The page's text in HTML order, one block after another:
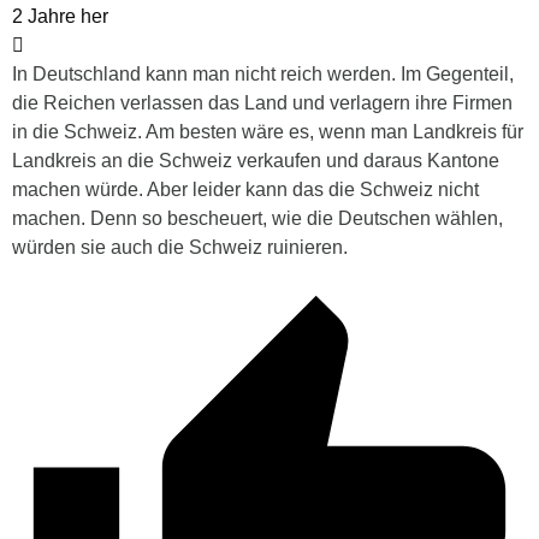
2 Jahre her
In Deutschland kann man nicht reich werden. Im Gegenteil,
die Reichen verlassen das Land und verlagern ihre Firmen
in die Schweiz. Am besten wäre es, wenn man Landkreis für
Landkreis an die Schweiz verkaufen und daraus Kantone
machen würde. Aber leider kann das die Schweiz nicht
machen. Denn so bescheuert, wie die Deutschen wählen,
würden sie auch die Schweiz ruinieren.